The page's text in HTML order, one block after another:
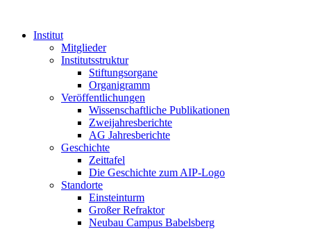
Institut
Mitglieder
Institutsstruktur
Stiftungsorgane
Organigramm
Veröffentlichungen
Wissenschaftliche Publikationen
Zweijahresberichte
AG Jahresberichte
Geschichte
Zeittafel
Die Geschichte zum AIP-Logo
Standorte
Einsteinturm
Großer Refraktor
Neubau Campus Babelsberg